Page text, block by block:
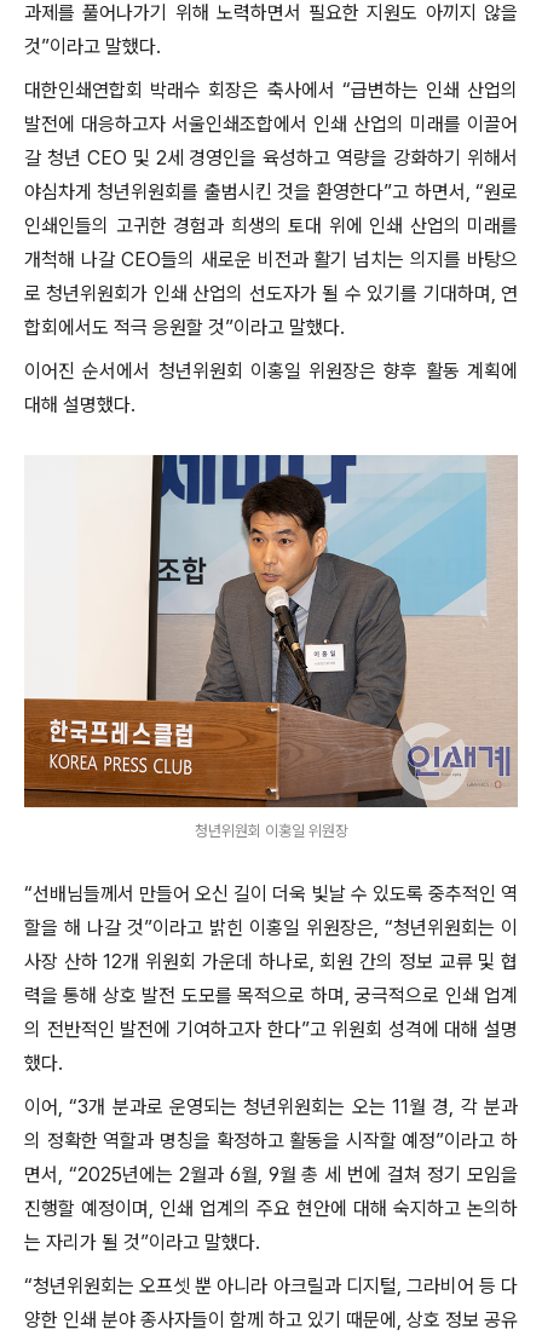
과제를 풀어나가기 위해 노력하면서 필요한 지원도 아끼지 않을
것”이라고 말했다.
대한인쇄연합회 박래수 회장은 축사에서 “급변하는 인쇄 산업의
발전에 대응하고자 서울인쇄조합에서 인쇄 산업의 미래를 이끌어
갈 청년 CEO 및 2세 경영인을 육성하고 역량을 강화하기 위해서
야심차게 청년위원회를 출범시킨 것을 환영한다”고 하면서, “원로
인쇄인들의 고귀한 경험과 희생의 토대 위에 인쇄 산업의 미래를
개척해 나갈 CEO들의 새로운 비전과 활기 넘치는 의지를 바탕으
로 청년위원회가 인쇄 산업의 선도자가 될 수 있기를 기대하며, 연
합회에서도 적극 응원할 것”이라고 말했다.
이어진 순서에서 청년위원회 이홍일 위원장은 향후 활동 계획에
대해 설명했다.
청년위원회 이홍일 위원장
“선배님들께서 만들어 오신 길이 더욱 빛날 수 있도록 중추적인 역
할을 해 나갈 것”이라고 밝힌 이홍일 위원장은, “청년위원회는 이
사장 산하 12개 위원회 가운데 하나로, 회원 간의 정보 교류 및 협
력을 통해 상호 발전 도모를 목적으로 하며, 궁극적으로 인쇄 업계
의 전반적인 발전에 기여하고자 한다”고 위원회 성격에 대해 설명
했다.
이어, “3개 분과로 운영되는 청년위원회는 오는 11월 경, 각 분과
의 정확한 역할과 명칭을 확정하고 활동을 시작할 예정”이라고 하
면서, “2025년에는 2월과 6월, 9월 총 세 번에 걸쳐 정기 모임을
진행할 예정이며, 인쇄 업계의 주요 현안에 대해 숙지하고 논의하
는 자리가 될 것”이라고 말했다.
“청년위원회는 오프셋 뿐 아니라 아크릴과 디지털, 그라비어 등 다
양한 인쇄 분야 종사자들이 함께 하고 있기 때문에, 상호 정보 공유